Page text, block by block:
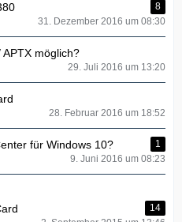
8
31. Dezember 2016 um 08:30
APTX möglich?
29. Juli 2016 um 13:20
28. Februar 2016 um 18:52
für Windows 10?
1
9. Juni 2016 um 08:23
14